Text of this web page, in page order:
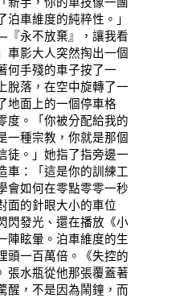
車維度的純粹性。」
『永不放棄』，讓我看
車影大人突然掏出一個
何手殘的車子按了一
脫落，在空中旋轉了一
地面上的一個停車格
。「你被分配給我的
一種宗教，你就是那個
徒。」她指了指旁邊一
車：「這是你的訓練工
會如何在零點零零一秒
面的針眼大小的車位
閃發光、還在播放《小
陣眩暈。泊車維度的生
頭一百萬倍。《失控的
張水瓶從他那張覆蓋著
醒，不是因為鬧鐘，而